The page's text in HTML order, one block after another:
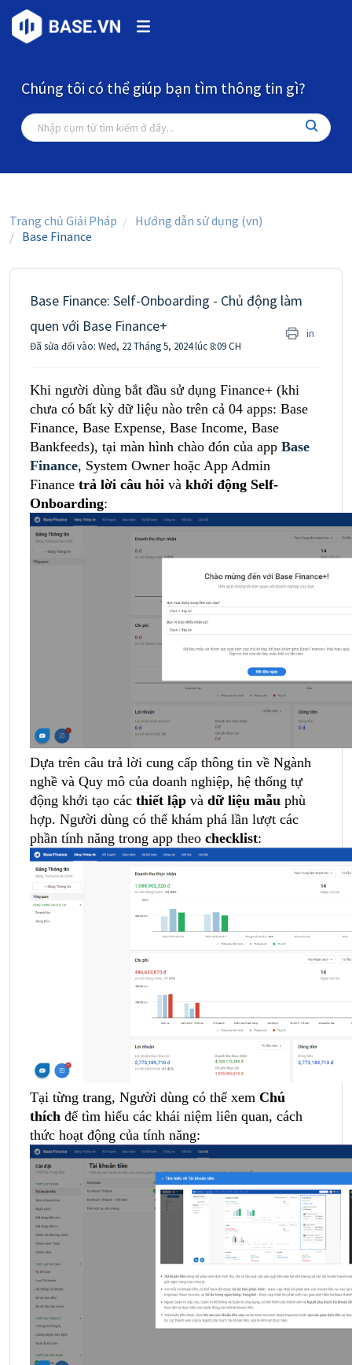
Chúng tôi có thể giúp bạn tìm thông tin gì?
Trang chủ Giải Pháp
Hướng dẫn sử dụng (vn)
Base Finance
Base Finance: Self-Onboarding - Chủ động làm
quen với Base Finance+
in
Đã sửa đổi vào: Wed, 22 Tháng 5, 2024 lúc 8:09 CH
Khi người dùng bắt đầu sử dụng Finance+ (khi
chưa có bất kỳ dữ liệu nào trên cả 04 apps: Base
Finance, Base Expense, Base Income, Base
Bankfeeds), tại màn hình chào đón của app Base
Finance, System Owner hoặc App Admin
Finance trả lời câu hỏi và khởi động Self-
Onboarding:
Dựa trên câu trả lời cung cấp thông tin về Ngành
nghề và Quy mô của doanh nghiệp, hệ thống tự
động khởi tạo các thiết lập và dữ liệu mẫu phù
hợp. Người dùng có thể khám phá lần lượt các
phần tính năng trong app theo checklist:
Tại từng trang, Người dùng có thể xem Chú
thích để tìm hiểu các khái niệm liên quan, cách
thức hoạt động của tính năng: